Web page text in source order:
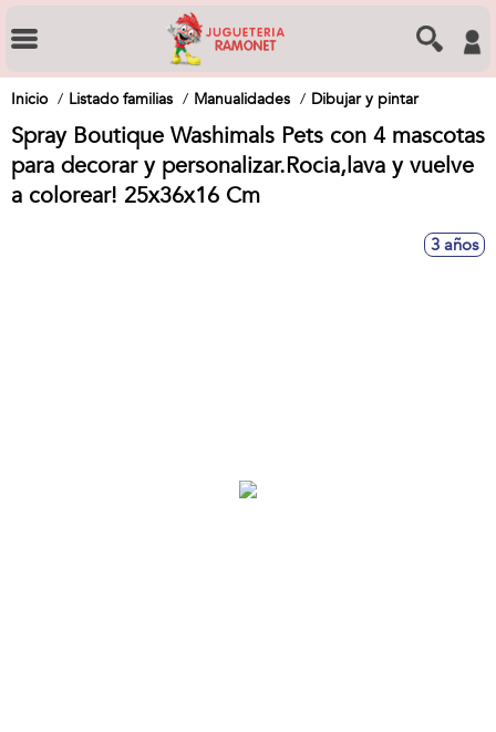
Inicio Listado familias Manualidades Dibujar y pintar
Spray Boutique Washimals Pets con 4 mascotas
para decorar y personalizar.Rocia,lava y vuelve
a colorear! 25x36x16 Cm
3 años